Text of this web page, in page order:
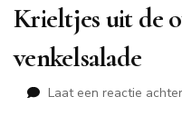
Krieltjes uit de
venkelsalade
Laat een reactie achter